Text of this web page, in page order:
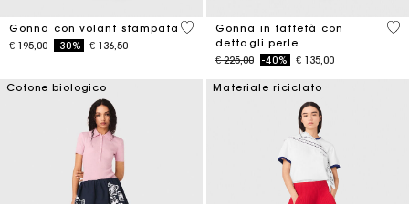
Gonna con volant stampata
Price reduced from
€ 195,00to-30% € 136,50
3,7 out of 5 Customer Rating
Gonna in taffetà con
dettagli perle
Price reduced from
€ 225,00to-40% € 135,00
4,7
Cotone biologico Materiale riciclato